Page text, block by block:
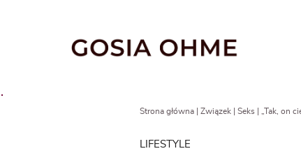
Strona główna| Związek| Seks „Tak, on
LIFESTYLE